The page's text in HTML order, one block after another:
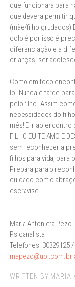
que funcionara para
que devera permitir
(mãe/filho grudados)
colo é por isso é
diferenciação e a
crianças, ser
Como em todo
lo. Nunca é tarde
pelo filho. Assim
necessidades do
mês! E ir ao encontro
FILHO EU TE AMO E
sem reconhecer a
filhos para vida, para
Prepara para o
cuidado com o
escravise.
Maria Antonieta Pezo
Psicanalista
Telefones: 30329125 /
mapezo@uol.com.br
WRITTEN BY MARIA